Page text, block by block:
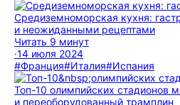
Средиземноморская кухня:
и неожиданными рецептами
Читать 9 минут
·14 июля 2024
#Франция#Италия#Испания
Топ-10 олимпийских стадионов
и переоборудованный трамплин